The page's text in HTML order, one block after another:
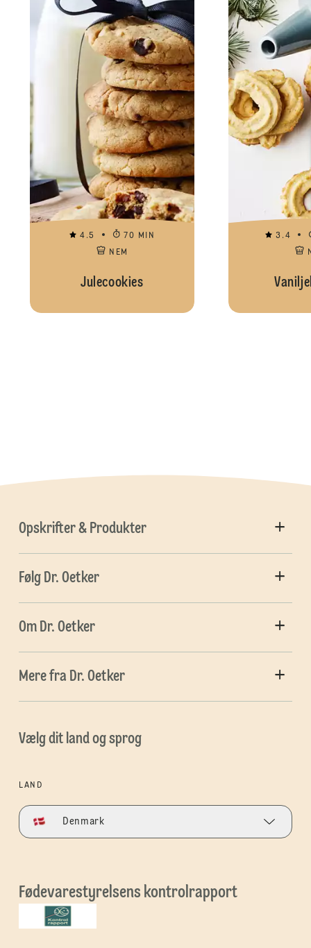
4.5
70 MIN
NEM
Julecookies
3.4
Opskrifter & Produkter
Følg Dr. Oetker
Om Dr. Oetker
Mere fra Dr. Oetker
Vælg dit land og sprog
LAND
Denmark
Fødevarestyrelsens kontrolrapport